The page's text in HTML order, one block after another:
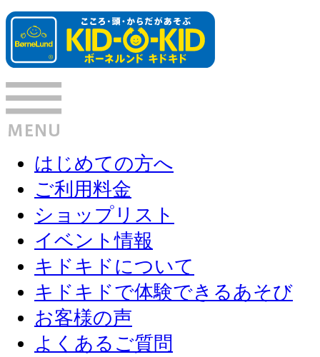
はじめての方へ
ご利用料金
ショップリスト
イベント情報
キドキドについて
キドキドで体験できるあそび
お客様の声
よくあるご質問